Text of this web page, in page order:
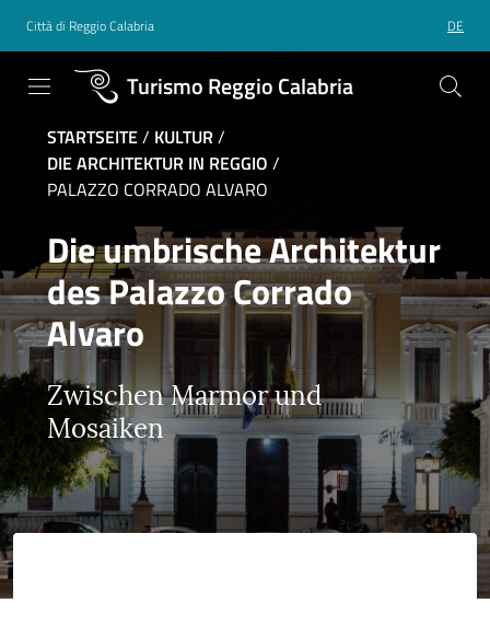
Città di Reggio Calabria DE
Turismo Reggio Calabria
STARTSEITE/ KULTUR/
DIE ARCHITEKTUR IN REGGIO /
PALAZZO CORRADO ALVARO
Die umbrische Architektur
des Palazzo Corrado
Alvaro
Zwischen Marmor und
Mosaiken